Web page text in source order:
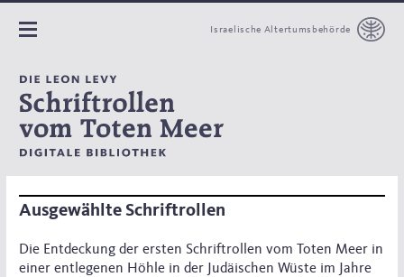
Israelische Altertumsbehörde
Ausgewählte Schriftrollen
Die Entdeckung der ersten Schriftrollen vom Toten Meer in
einer entlegenen Höhle in der Judäischen Wüste im Jahre